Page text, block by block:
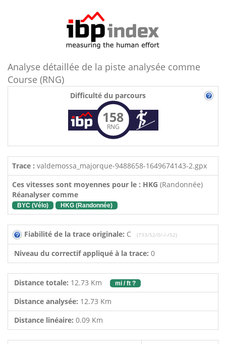
Analyse détaillée de la piste analysée comme
Course (RNG)
Difficulté du parcours
158
RNG
Trace : valdemossa_majorque-9488658-1649674143-2.gpx
Ces vitesses sont moyennes pour le : HKG (Randonnée)
Réanalyser comme
BYC (Vélo) HKG (Randonnée)
Fiabilité de la trace originale: C (733/52/0/-/-/52)
Niveau du correctif appliqué à la trace: 0
Distance totale: 12.73 Km mi / ft ?
Distance analysée: 12.73 Km
Distance linéaire: 0.09 Km